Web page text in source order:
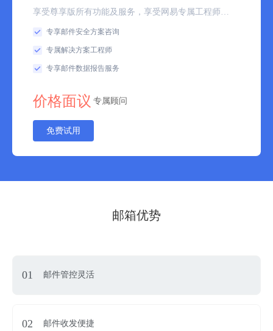
专享邮件安全方案咨询
专属解决方案工程师
专享邮件数据报告服务
价格面议 专属顾问
免费试用
邮箱优势
01 邮件管控灵活
02 邮件收发便捷